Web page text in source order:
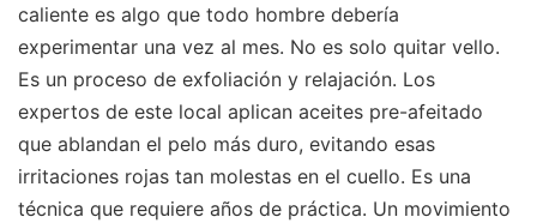
caliente es algo que todo hombre debería
experimentar una vez al mes. No es solo quitar vello.
Es un proceso de exfoliación y relajación. Los
expertos de este local aplican aceites pre-afeitado
que ablandan el pelo más duro, evitando esas
irritaciones rojas tan molestas en el cuello. Es una
técnica que requiere años de práctica. Un movimiento